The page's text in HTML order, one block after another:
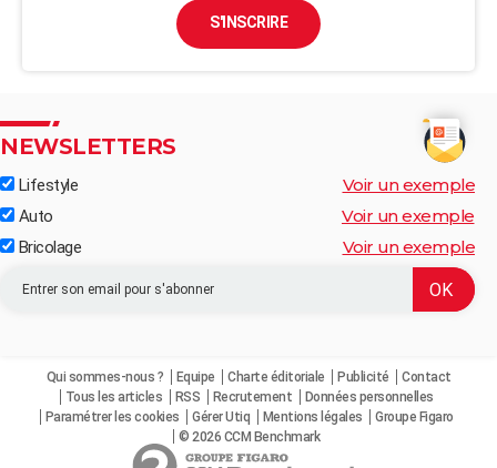
S'INSCRIRE
NEWSLETTERS
Lifestyle Voir un exemple
Auto Voir un exemple
Bricolage Voir un exemple
Qui sommes-nous ? Equipe Charte éditoriale Publicité
Contact
Tous les articles
RSS Recrutement
Données personnelles
Paramétrer les cookies
Gérer Utiq Mentions légales
Groupe Figaro
© 2026 CCM Benchmark